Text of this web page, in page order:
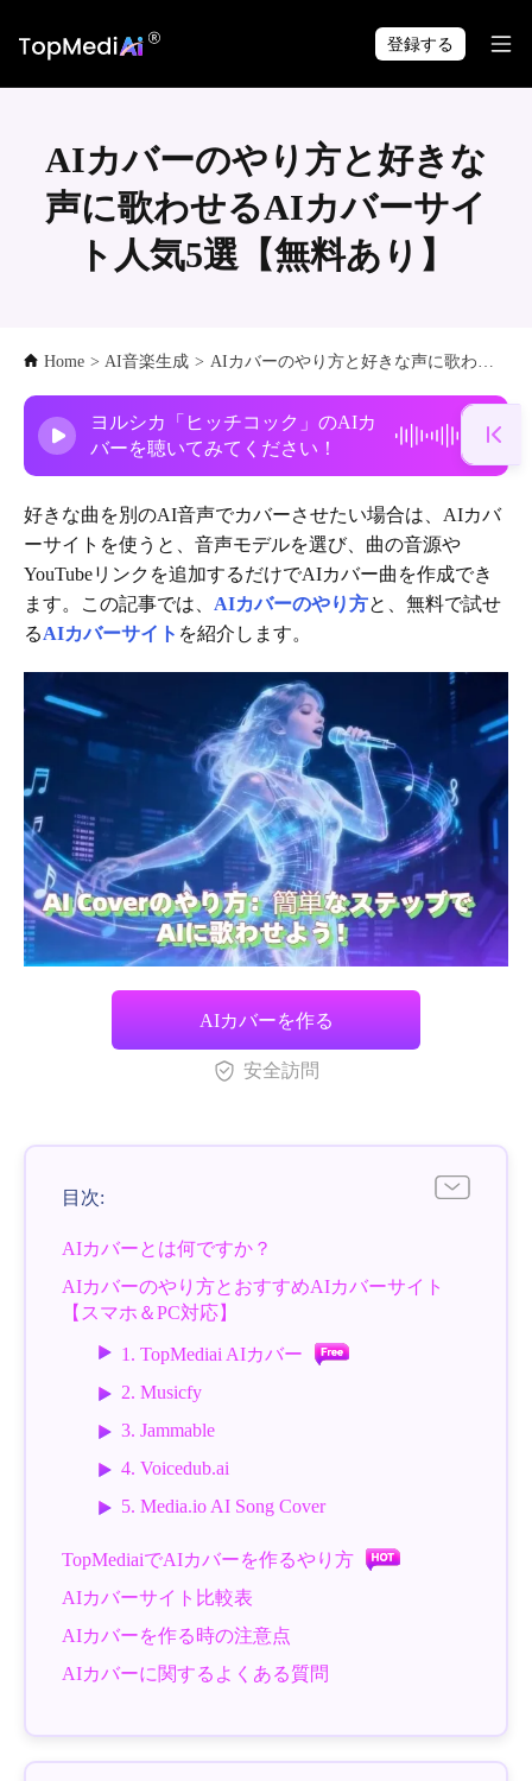
いつでも・どこでも制作できます。
登録する
AIカバーのやり方と好きな
声に歌わせるAIカバーサイ
ト人気5選【無料あり】
Home > AI音楽生成 > AIカバーのやり方と好きな声に歌わせるAIカバーサイト人気5選【無料あり】
ヨルシカ「ヒッチコック」のAIカ
バーを聴いてみてください！
好きな曲を別のAI音声でカバーさせたい場合は、AIカバ
ーサイトを使うと、音声モデルを選び、曲の音源や
YouTubeリンクを追加するだけでAIカバー曲を作成でき
ます。この記事では、 AIカバーのやり方と、無料で試せ
るAIカバーサイト を紹介します。
AIカバーを作る
安全訪問
目次:
AIカバーとは何ですか？
AIカバーのやり方とおすすめAIカバーサイト
【スマホ＆PC対応】
1. TopMediai AIカバー
2. Musicfy
3. Jammable
4. Voicedub.ai
5. Media.io AI Song Cover
TopMediaiでAIカバーを作るやり方
AIカバーサイト比較表
AIカバーを作る時の注意点
AIカバーに関するよくある質問